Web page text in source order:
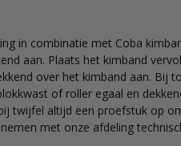
in combinatie met Coba
aan. Plaats het kimband
over het kimband aan. Bij
of roller egaal en
twijfel altijd een proefstuk op
met onze afdeling